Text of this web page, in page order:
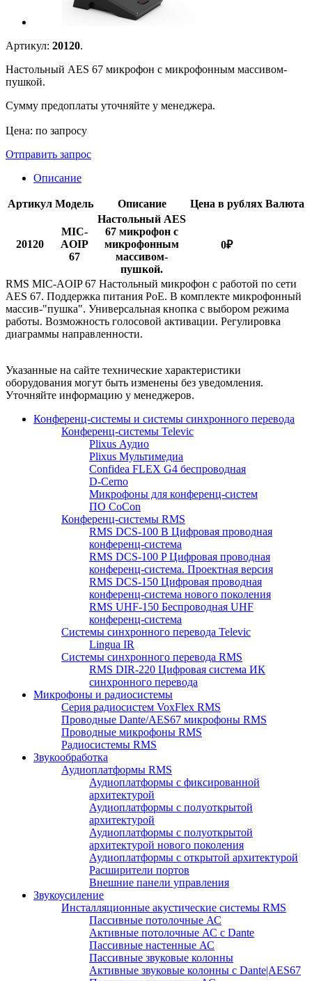
Артикул: 20120.
Настольный AES 67 микрофон с микрофонным массивом-
пушкой.
Сумму предоплаты уточняйте у менеджера.
Цена: по запросу
Отправить запрос
Описание
Артикул Модель Описание Цена в рублях Валюта
20120
MIC-
AOIP
67
Настольный AES
67 микрофон с
микрофонным
массивом-
пушкой.
0₽
RMS MIC-AOIP 67 Настольный микрофон с работой по сети
AES 67. Поддержка питания PoE. В комплекте микрофонный
массив-"пушка". Универсальная кнопка с выбором режима
работы. Возможность голосовой активации. Регулировка
диаграммы направленности.
Указанные на сайте технические характеристики
оборудования могут быть изменены без уведомления.
Уточняйте информацию у менеджеров.
Конференц-системы и системы синхронного перевода
Конференц-системы Televic
Plixus Аудио
Plixus Мультимедиа
Confidea FLEX G4 беспроводная
D-Cerno
Микрофоны для конференц-систем
ПО CoCon
Конференц-системы RMS
RMS DCS-100 B Цифровая проводная
конференц-система
RMS DCS-100 P Цифровая проводная
конференц-система. Проектная версия
RMS DCS-150 Цифровая проводная
конференц-система нового поколения
RMS UHF-150 Беспроводная UHF
конференц-система
Системы синхронного перевода Televic
Lingua IR
Системы синхронного перевода RMS
RMS DIR-220 Цифровая система ИК
синхронного перевода
Микрофоны и радиосистемы
Серия радиосистем VoxFlex RMS
Проводные Dante/AES67 микрофоны RMS
Проводные микрофоны RMS
Радиосистемы RMS
Звукообработка
Аудиоплатформы RMS
Аудиоплатформы с фиксированной
архитектурой
Аудиоплатформы с полуоткрытой
архитектурой
Аудиоплатформы с полуоткрытой
архитектурой нового поколения
Аудиоплатформы с открытой архитектурой
Расширители портов
Внешние панели управления
Звукоусиление
Инсталляционные акустические системы RMS
Пассивные потолочные АС
Активные потолочные АС с Dante
Пассивные настенные АС
Пассивные звуковые колонны
Активные звуковые колонны с Dante|AES67